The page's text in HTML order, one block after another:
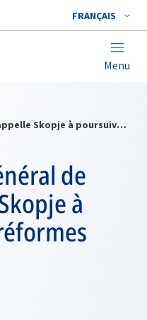
FRANÇAIS
Menu
Le secrétaire général de l’OTAN appelle Skopje à poursuivre les réformes
de
à